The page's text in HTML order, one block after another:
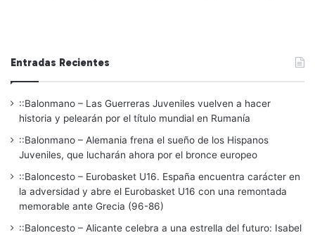
Entradas Recientes
::Balonmano – Las Guerreras Juveniles vuelven a hacer
historia y pelearán por el título mundial en Rumanía
::Balonmano – Alemania frena el sueño de los Hispanos
Juveniles, que lucharán ahora por el bronce europeo
::Baloncesto – Eurobasket U16. España encuentra carácter en
la adversidad y abre el Eurobasket U16 con una remontada
memorable ante Grecia (96-86)
::Baloncesto – Alicante celebra a una estrella del futuro: Isabel